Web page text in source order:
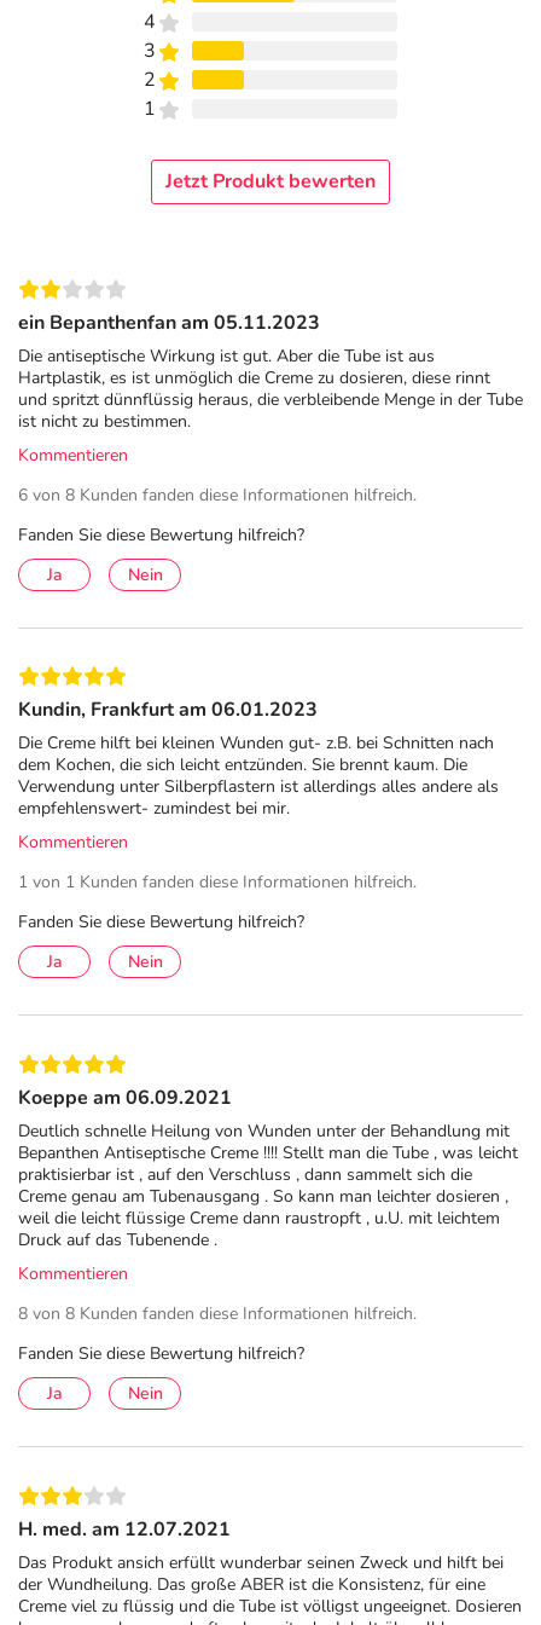
Tragen Sie zweimal täglich einen dünnen Salbenstrang
auf die betroffene Stelle auf und verteilen Sie die Creme.
Die Bepanthen® Antiseptische Wundcreme zieht schnell
ein und fettet nicht. Je nach Art und Verlauf der
Verletzung unterscheidet sich die Anwendungsdauer; in
Wundbild nicht bessern oder gar verschlimmern, suchen
Sie bitte einen Arzt/eine Ärztin auf. Wenden Sie die
Die Wirkstoffe der Bepanthen® Antiseptischen
Wundcreme
Bei Chlorhexidin handelt es sich um ein effektives
Antiseptikum, das antibakterielle Eigenschaften besitzt.
Zur Unterstützung der Regeneration dient der Wirkstoff
Wundcreme zu Nebenwirkungen kommen. Mehr hierzu
und weitere Hinweise entnehmen Sie bitte dem
Beipackzettel.
bietet es sich an, eine desinfizierende Wundcreme in der
Hausapotheke zu haben.
Pflichtangaben:
Bepanthen® ANTISEPTISCHE WUNDCREME Wirkstoff: Dexpanthenol,
Chlorhexidinbis (D-gluconat) Anwendungsgebiete: Zur antiseptischen
Behandlung von oberflächlichen Wunden; Schürf-, Riss-, Platz- und
Kratzwunden. Hinweise: Enthält Cetylstearylalkohol. Packungsbeilage
und fragen Sie Ihre Ärztin, Ihren Arzt oder in Ihrer Apotheke. Bayer Vital
GmbH, 51368 Leverkusen, Deutschland. Stand: 09/2020
Wenden Sie die Bepanthen® Antiseptische Wundcreme
erst an, wenn die Wunde nicht mehr nässt.
Tragen Sie Bepanthen® Antiseptische Wundcreme 2mal
täglich dünn auf die betroffenen Hautstellen auf.
Die Dauer der Behandlung richtet sich nach Art und
Verlauf der Erkrankung und beträgt erfahrungsgemäß ca.
1 - 2 Wochen. Wenn sich Ihr Krankheitsbild nicht bessert
Arzt/Ihre Ärztin.
Hinweise
Enthält Cetylstearylalkohol. Packungsbeilage beachten!
klinischen Daten über die Anwendung der Bepanthen®
Antiseptischen Wundcreme in Schwangerschaft und
Stillzeit vor. Von einer großflächigen Anwendung ist
abzuraten; Stillende sollten die Wundcreme nicht im
Bereich der Brust verwenden.
4
3
2
1
Jetzt Produkt bewerten
ein Bepanthenfan am 05.11.2023
Die antiseptische Wirkung ist gut. Aber die Tube ist aus
Hartplastik, es ist unmöglich die Creme zu dosieren, diese rinnt
und spritzt dünnflüssig heraus, die verbleibende Menge in der Tube
ist nicht zu bestimmen.
Kommentieren
6 von 8 Kunden fanden diese Informationen hilfreich.
Fanden Sie diese Bewertung hilfreich?
Ja
Nein
Kundin, Frankfurt am 06.01.2023
Die Creme hilft bei kleinen Wunden gut- z.B. bei Schnitten nach
dem Kochen, die sich leicht entzünden. Sie brennt kaum. Die
Verwendung unter Silberpflastern ist allerdings alles andere als
empfehlenswert- zumindest bei mir.
Kommentieren
1 von 1 Kunden fanden diese Informationen hilfreich.
Fanden Sie diese Bewertung hilfreich?
Ja
Nein
Koeppe am 06.09.2021
Deutlich schnelle Heilung von Wunden unter der Behandlung mit
Bepanthen Antiseptische Creme !!!! Stellt man die Tube , was leicht
praktisierbar ist , auf den Verschluss , dann sammelt sich die
Creme genau am Tubenausgang . So kann man leichter dosieren ,
weil die leicht flüssige Creme dann raustropft , u.U. mit leichtem
Druck auf das Tubenende .
Kommentieren
8 von 8 Kunden fanden diese Informationen hilfreich.
Fanden Sie diese Bewertung hilfreich?
Ja
Nein
H. med. am 12.07.2021
Das Produkt ansich erfüllt wunderbar seinen Zweck und hilft bei
der Wundheilung. Das große ABER ist die Konsistenz, für eine
Creme viel zu flüssig und die Tube ist völligst ungeeignet. Dosieren